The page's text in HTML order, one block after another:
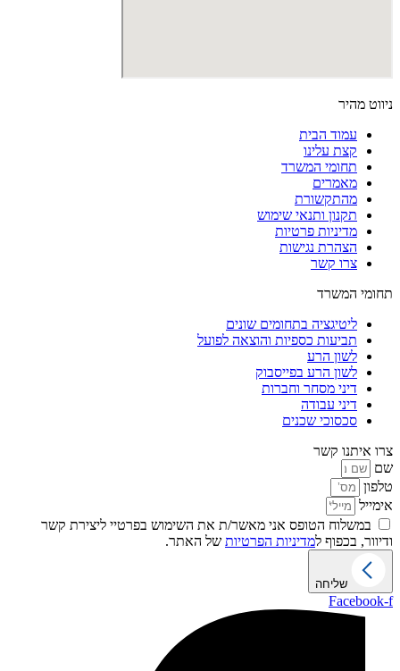
ניווט מהיר
עמוד הבית
קצת עלינו
תחומי המשרד
מאמרים
מהתקשורת
תקנון ותנאי שימוש
מדיניות פרטיות
הצהרת נגישות
צרו קשר
תחומי המשרד
ליטיגציה בתחומים שונים
תביעות כספיות והוצאה לפועל
לשון הרע
לשון הרע בפייסבוק
דיני מסחר וחברות
דיני עבודה
סכסוכי שכנים
צרו איתנו קשר
שם
טלפון
אימייל
במשלוח הטופס אני מאשר/ת את השימוש בפרטיי ליצירת קשר
ודיוור, בכפוף למדיניות הפרטיות של האתר.
שליחה
Facebook-f